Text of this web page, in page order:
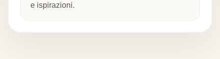
e ispirazioni.